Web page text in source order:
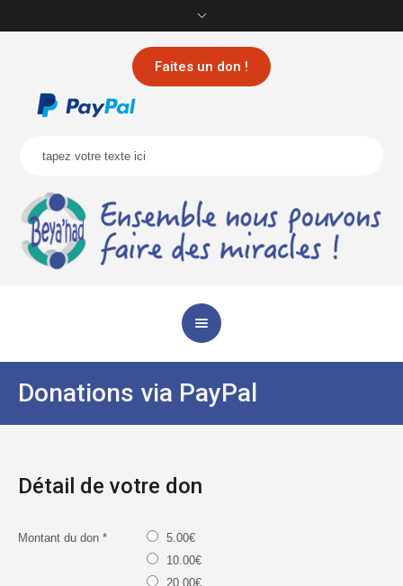
Faites un don !
Donations via PayPal
Détail de votre don
Montant du don*
5.00€
10.00€
20.00€